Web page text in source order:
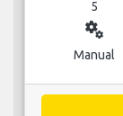
5
miscellaneous_services
Manual